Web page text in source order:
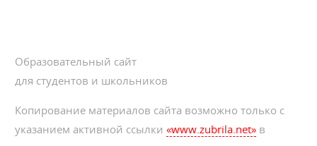
Образовательный сайт
для студентов и школьников
Копирование материалов сайта возможно только с
указанием активной ссылки«www.zubrila.net» в